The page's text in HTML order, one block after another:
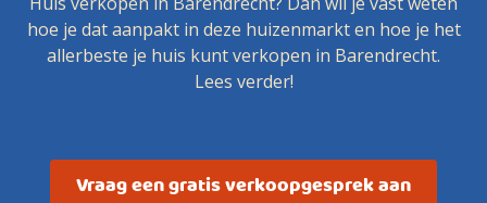
hoe je dat aanpakt in deze huizenmarkt en hoe je het
allerbeste je huis kunt verkopen in Barendrecht.
Lees verder!
Vraag een gratis verkoopgesprek aan